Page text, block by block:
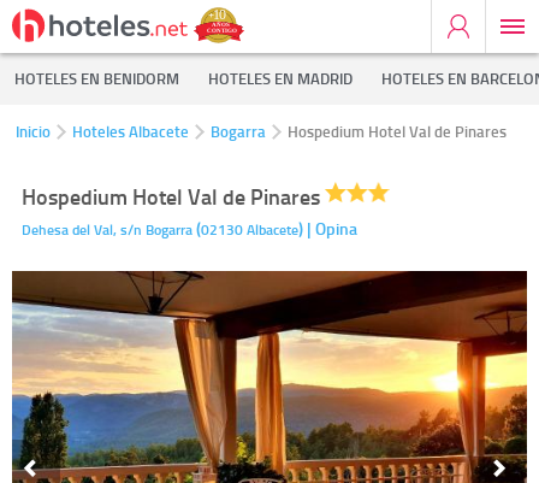
HOTELES EN BENIDORM HOTELES EN MADRID HOTELES EN
Inicio Hoteles Albacete Bogarra Hospedium Hotel Val de Pinares
Hospedium Hotel Val de Pinares
Dehesa del Val, s/n Bogarra(02130Albacete) | Opina